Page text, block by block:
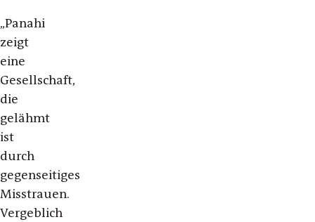
„Panahi
zeigt
eine
Gesellschaft,
die
gelähmt
ist
durch
gegenseitiges
Misstrauen.
Vergeblich